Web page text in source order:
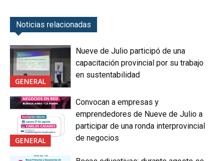
Noticias relacionadas
GENERAL
Nueve de Julio participó de una
capacitación provincial por su trabajo
en sustentabilidad
GENERAL
Convocan a empresas y
emprendedores de Nueve de Julio a
participar de una ronda interprovincial
de negocios